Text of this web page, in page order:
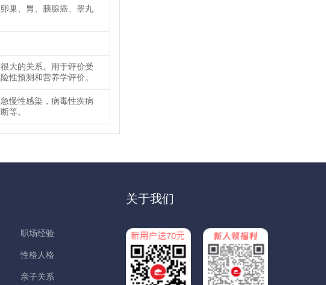
巢、胃、胰腺癌、睾丸
大的关系。用于评价受
性预测和营养学评价。
慢性感染，病毒性疾病
等。
职场经验
性格人格
亲子关系
关于我们